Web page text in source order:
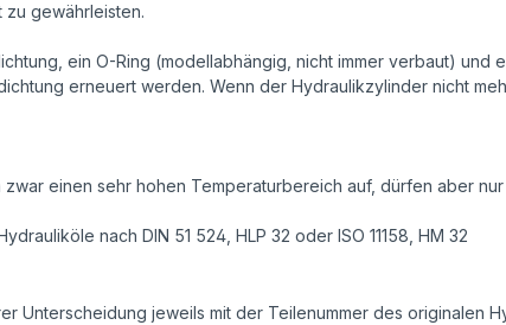
gewährleisten.
ein O-Ring (modellabhängig, nicht immer verbaut)
erneuert werden. Wenn der Hydraulikzylinder nicht
einen sehr hohen Temperaturbereich auf, dürfen aber
nach DIN 51 524, HLP 32 oder ISO 11158, HM 32
Unterscheidung jeweils mit der Teilenummer des originalen